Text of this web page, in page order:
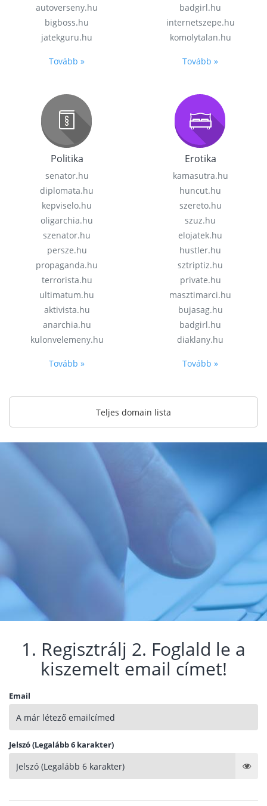
autoverseny.hu
bigboss.hu
jatekguru.hu
Tovább »
badgirl.hu
internetszepe.hu
komolytalan.hu
Tovább »
Politika
senator.hu
diplomata.hu
kepviselo.hu
oligarchia.hu
szenator.hu
persze.hu
propaganda.hu
terrorista.hu
ultimatum.hu
aktivista.hu
anarchia.hu
kulonvelemeny.hu
Tovább »
Erotika
kamasutra.hu
huncut.hu
szereto.hu
szuz.hu
elojatek.hu
hustler.hu
sztriptiz.hu
private.hu
masztimarci.hu
bujasag.hu
badgirl.hu
diaklany.hu
Tovább »
Teljes domain lista
1. Regisztrálj 2. Foglald le a
kiszemelt email címet!
Email
Jelszó (Legalább 6 karakter)